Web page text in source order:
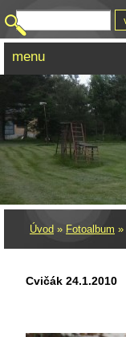
Úvod » Fotoalbum »
Cvičák 24.1.2010
menu